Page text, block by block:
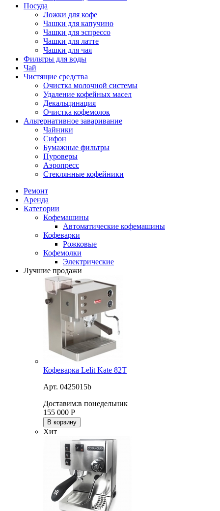
Посуда
Ложки для кофе
Чашки для капучино
Чашки для эспрессо
Чашки для латте
Чашки для чая
Фильтры для воды
Чай
Чистящие средства
Очистка молочной системы
Удаление кофейных масел
Декальцинация
Очистка кофемолок
Альтернативное заваривание
Чайники
Сифон
Бумажные фильтры
Пуроверы
Аэропресс
Стеклянные кофейники
Ремонт
Аренда
Категории
Кофемашины
Автоматические кофемашины
Кофеварки
Рожковые
Кофемолки
Электрические
Лучшие продажи
Кофеварка Lelit Kate 82T
Арт. 0425015b
Доставим:в понедельник
155 000 Р
В корзину
Хит